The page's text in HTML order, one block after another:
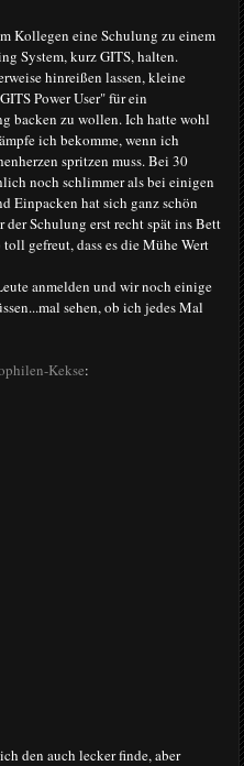
Kollegen eine Schulung zu einem
System, kurz GITS, halten.
hinreißen lassen, kleine
Power User" für ein
backen zu wollen. Ich hatte wohl
ich bekomme, wenn ich
spritzen muss. Bei 30
noch schlimmer als bei einigen
Einpacken hat sich ganz schön
Schulung erst recht spät ins Bett
gefreut, dass es die Mühe Wert
anmelden und wir noch einige
sehen, ob ich jedes Mal
Kekse:
den auch lecker finde, aber